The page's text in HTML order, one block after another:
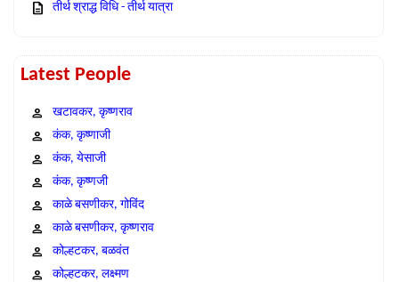
तीर्थ श्राद्ध विधि - तीर्थ यात्रा
Latest People
खटावकर, कृष्णराव
कंक, कृष्णाजी
कंक, येसाजी
कंक, कृष्णजी
काळे बसणीकर, गोविंद
काळे बसणीकर, कृष्णराव
कोल्हटकर, बळवंत
कोल्हटकर, लक्ष्मण